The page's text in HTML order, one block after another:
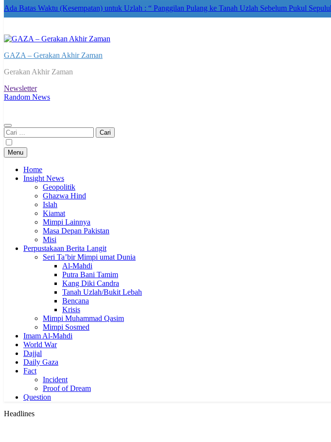
Ada Batas Waktu (Kesempatan) untuk Uzlah : “ Panggilan Pulang ke Tanah Uzlah Sebelum Pukul
GAZA – Gerakan Akhir Zaman
Gerakan Akhir Zaman
Newsletter
Random News
Cari
untuk:
Menu
Home
Insight News
Geopolitik
Ghazwa Hind
Islah
Kiamat
Mimpi Lainnya
Masa Depan Pakistan
Misi
Perpustakaan Berita Langit
Seri Ta’bir Mimpi umat Dunia
Al-Mahdi
Putra Bani Tamim
Kang Diki Candra
Tanah Uzlah/Bukit Lebah
Bencana
Krisis
Mimpi Muhammad Qasim
Mimpi Sosmed
Imam Al-Mahdi
World War
Dajjal
Daily Gaza
Fact
Incident
Proof of Dream
Question
Headlines